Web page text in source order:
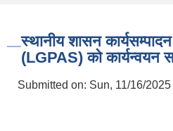
स्थानीय शासन
(LGPAS) को कार्यन्वयन
Submitted on: Sun, 11/16/2025